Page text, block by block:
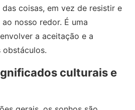
coisas, em vez de resistir e
nosso redor. É uma
a aceitação e a
obstáculos.
culturais e